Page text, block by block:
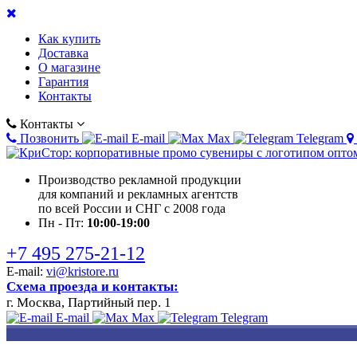
Как купить
Доставка
О магазине
Гарантия
Контакты
Контакты
Позвонить
E-mail Max Telegram
Производство рекламной продукции
для компаний и рекламных агентств
по всей России и СНГ с 2008 года
Пн - Пт: 10:00-19:00
+7 495 275-21-12
E-mail: vi@kristore.ru
Схема проезда и контакты:
г. Москва, Партийный пер. 1
E-mail Max Telegram